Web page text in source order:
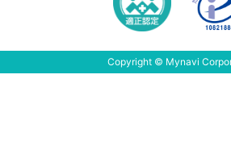
Copyright © Mynavi